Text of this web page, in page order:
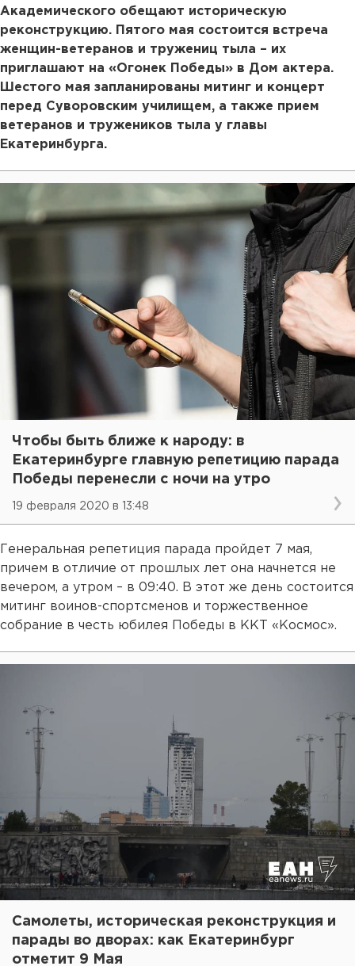
Академического обещают историческую
реконструкцию. Пятого мая состоится встреча
женщин-ветеранов и тружениц тыла – их
приглашают на «Огонек Победы» в Дом актера.
Шестого мая запланированы митинг и концерт
перед Суворовским училищем, а также прием
ветеранов и тружеников тыла у главы
Екатеринбурга.
Чтобы быть ближе к народу: в
Екатеринбурге главную репетицию парада
Победы перенесли с ночи на утро
19 февраля 2020 в 13:48
Генеральная репетиция парада пройдет 7 мая,
причем в отличие от прошлых лет она начнется не
вечером, а утром – в 09:40. В этот же день состоится
митинг воинов-спортсменов и торжественное
собрание в честь юбилея Победы в ККТ «Космос».
Самолеты, историческая реконструкция и
парады во дворах: как Екатеринбург
отметит 9 Мая